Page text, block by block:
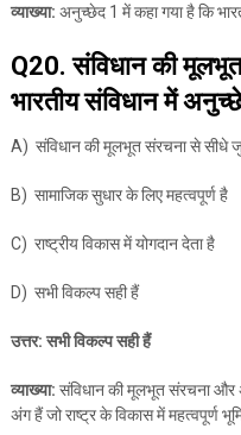
व्याख्या: अनुच्छेद 1 में कहा गया है कि
Q20. संविधान की
भारतीय संविधान में
A) संविधान की मूलभूत संरचना से सीधे
B) सामाजिक सुधार के लिए महत्वपूर्ण है
C) राष्ट्रीय विकास में योगदान देता है
D) सभी विकल्प सही हैं
उत्तर: सभी विकल्प सही हैं
व्याख्या: संविधान की मूलभूत संरचना और
अंग हैं जो राष्ट्र के विकास में महत्वपूर्ण